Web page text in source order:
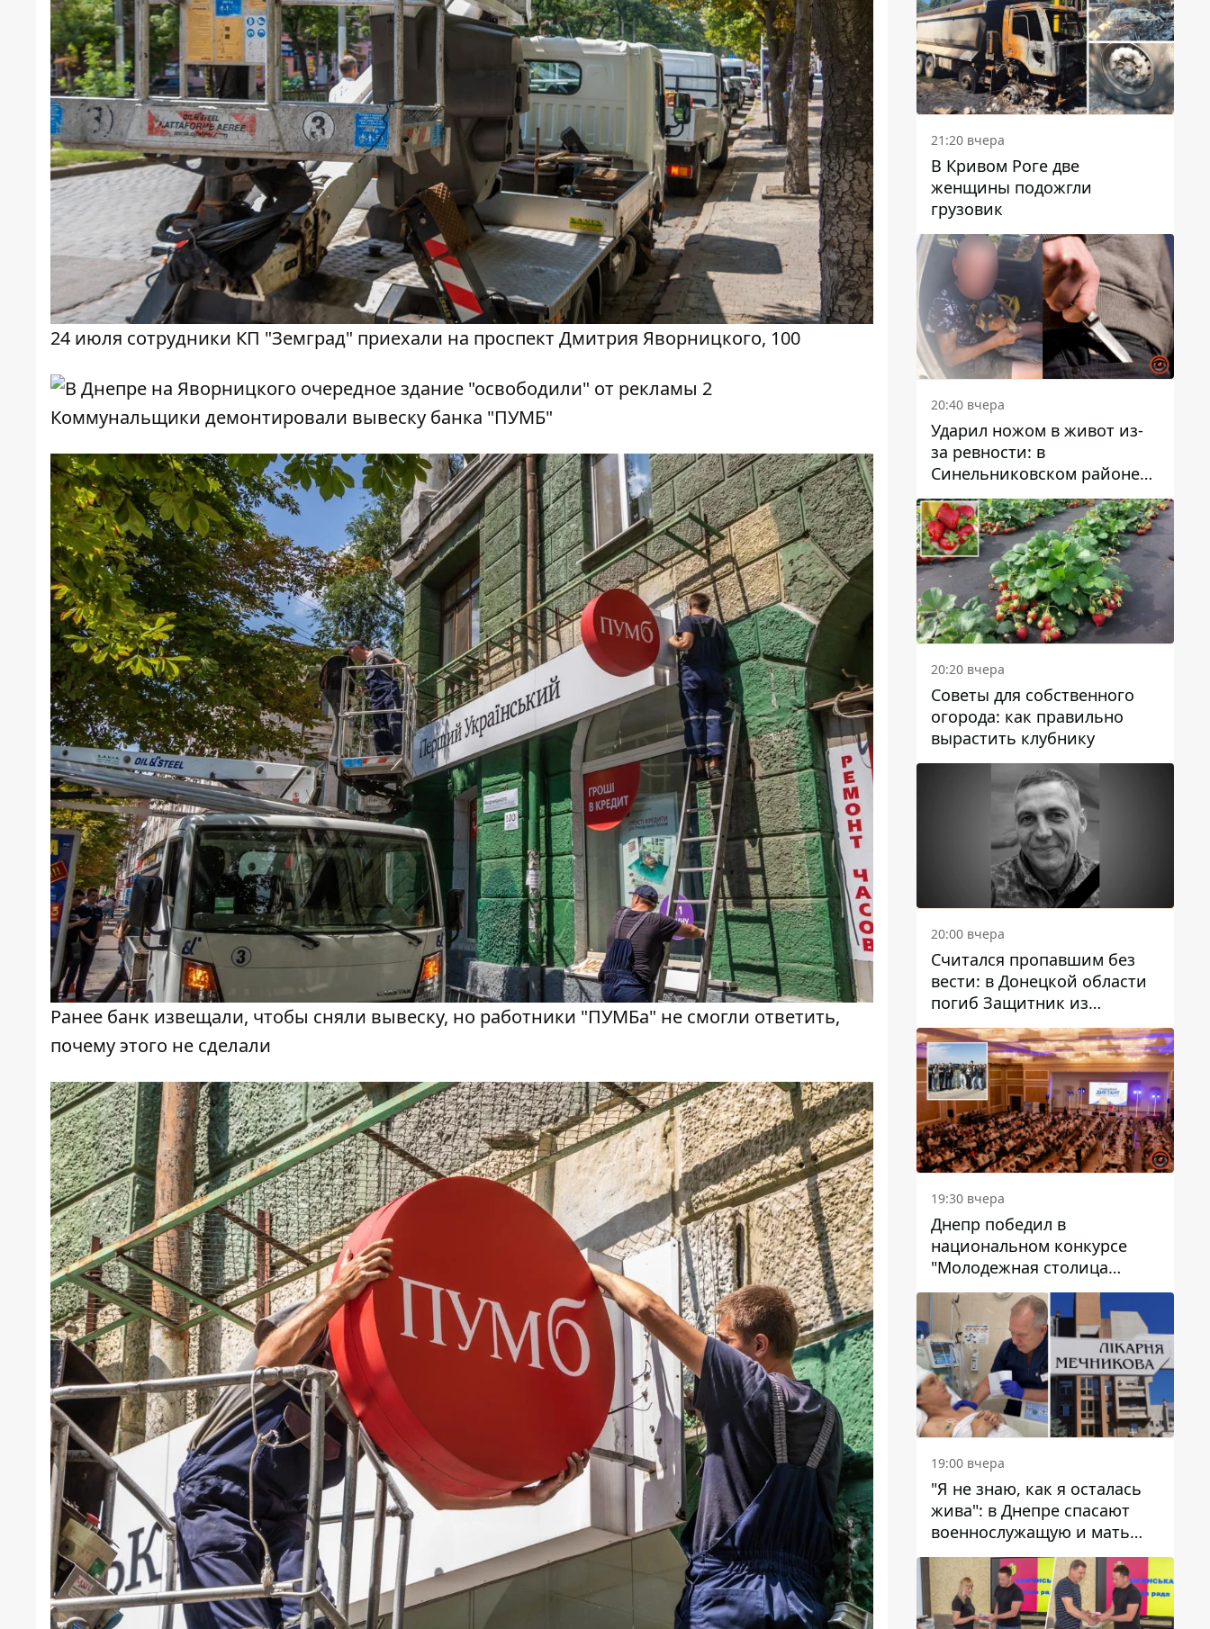
24 июля сотрудники КП "Земград" приехали на проспект Дмитрия Яворницкого, 100
Коммунальщики демонтировали вывеску банка "ПУМБ"
Ранее банк извещали, чтобы сняли вывеску, но работники "ПУМБа" не смогли ответить,
почему этого не сделали
21:20 вчера
В Кривом Роге две
женщины подожгли
грузовик
20:40 вчера
Ударил ножом в живот из-
за ревности: в
Синельниковском районе
задержали 49-летнего
мужчину за убийство
20:20 вчера
Советы для собственного
огорода: как правильно
вырастить клубнику
20:00 вчера
Считался пропавшим без
вести: в Донецкой области
погиб Защитник из
Каменского Антон
Красовский
19:30 вчера
Днепр победил в
национальном конкурсе
"Молодежная столица
Украины – 2026"
19:00 вчера
"Я не знаю, как я осталась
жива": в Днепре спасают
военнослужащую и мать
четверых детей, которую
ранил КАБ